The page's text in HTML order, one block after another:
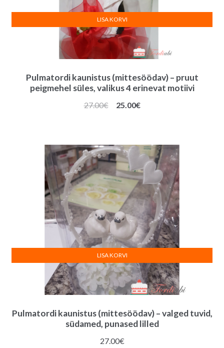
Pulmatordi kaunistus (mittesöödav) – pruut
peigmehel süles, valikus 4 erinevat motiivi
27.00€
Algne
25.00€Praegune
LISA KORVI
Pulmatordi kaunistus (mittesöödav) – valged tuvid,
südamed, punased lilled
27.00€
LISA KORVI